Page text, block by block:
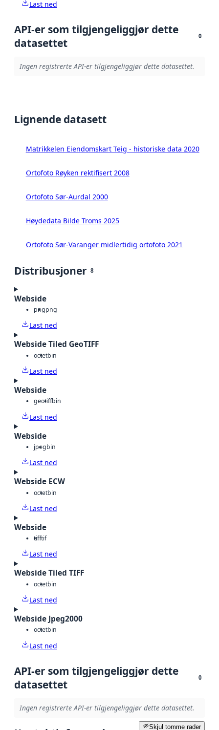
Last ned
API-er som tilgjengeliggjør dette
datasettet
0
Ingen registrerte API-er tilgjengeliggjør dette datasettet.
Lignende datasett
Matrikkelen Eiendomskart Teig - historiske data 2020
Ortofoto Røyken rektifisert 2008
Ortofoto Sør-Aurdal 2000
Høydedata Bilde Troms 2025
Ortofoto Sør-Varanger midlertidig ortofoto 2021
Distribusjoner 8
Webside
pngpng
Last ned
Webside Tiled GeoTIFF
octetbin
Last ned
Webside
geotiffbin
Last ned
Webside
jpegbin
Last ned
Webside ECW
octetbin
Last ned
Webside
tifftif
Last ned
Webside Tiled TIFF
octetbin
Last ned
Webside Jpeg2000
octetbin
Last ned
API-er som tilgjengeliggjør dette
datasettet
0
Ingen registrerte API-er tilgjengeliggjør dette datasettet.
Skjul tomme rader